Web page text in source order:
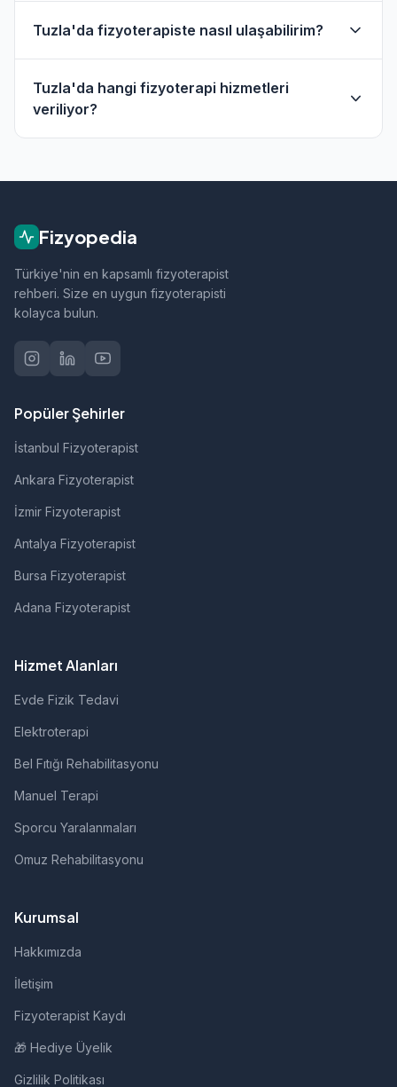
hizmeti sunan fizyoterapistler bulunmaktadır.
Evde hizmet filtresini kullanarak bu
fizyoterapistleri bulabilirsiniz.
Tuzla'da fizyoterapiste nasıl ulaşabilirim?
telefon veya WhatsApp ile doğrudan iletişime
geçebilirsiniz.
Tuzla'da hangi fizyoterapi hizmetleri
veriliyor?
Fizyopedia
Türkiye'nin en kapsamlı fizyoterapist
rehberi. Size en uygun fizyoterapisti
kolayca bulun.
Popüler Şehirler
İstanbul Fizyoterapist
Ankara Fizyoterapist
İzmir Fizyoterapist
Antalya Fizyoterapist
Bursa Fizyoterapist
Adana Fizyoterapist
Hizmet Alanları
Evde Fizik Tedavi
Elektroterapi
Bel Fıtığı Rehabilitasyonu
Manuel Terapi
Sporcu Yaralanmaları
Omuz Rehabilitasyonu
Kurumsal
Hakkımızda
İletişim
Fizyoterapist Kaydı
🎁 Hediye Üyelik
Gizlilik Politikası